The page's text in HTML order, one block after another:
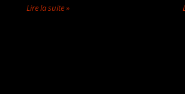
Lire la suite »